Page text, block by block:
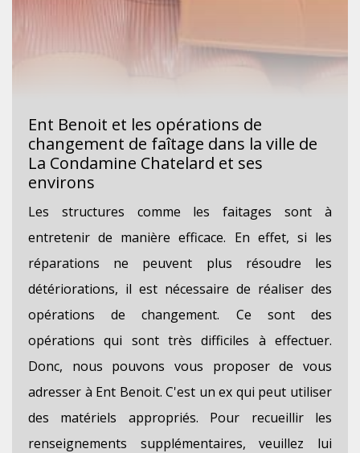
Ent Benoit et les opérations de
changement de faîtage dans la ville de
La Condamine Chatelard et ses
environs
Les structures comme les faitages sont à
entretenir de manière efficace. En effet, si les
réparations ne peuvent plus résoudre les
détériorations, il est nécessaire de réaliser des
opérations de changement. Ce sont des
opérations qui sont très difficiles à effectuer.
Donc, nous pouvons vous proposer de vous
adresser à Ent Benoit. C'est un ex qui peut utiliser
des matériels appropriés. Pour recueillir les
renseignements supplémentaires, veuillez lui